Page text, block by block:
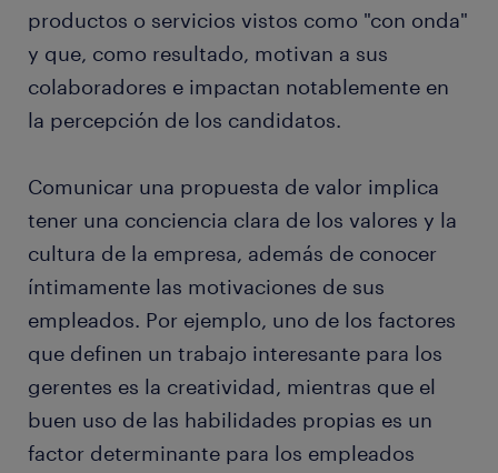
productos o servicios vistos como "con onda"
y que, como resultado, motivan a sus
colaboradores e impactan notablemente en
la percepción de los candidatos.
Comunicar una propuesta de valor implica
tener una conciencia clara de los valores y la
cultura de la empresa, además de conocer
íntimamente las motivaciones de sus
empleados. Por ejemplo, uno de los factores
que definen un trabajo interesante para los
gerentes es la creatividad, mientras que el
buen uso de las habilidades propias es un
factor determinante para los empleados